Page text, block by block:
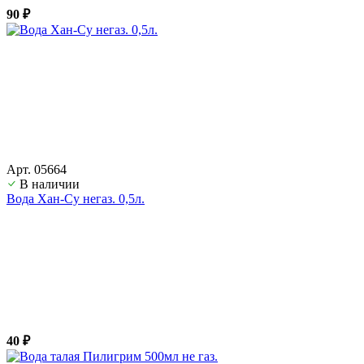
90 ₽
Арт. 05664
В наличии
Вода Хан-Су негаз. 0,5л.
40 ₽